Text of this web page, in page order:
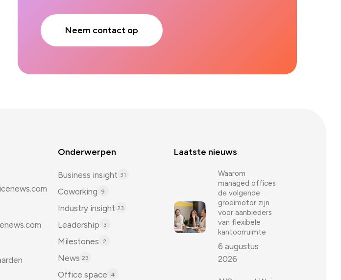
Neem contact op
Onderwerpen
Business insight 31
Coworking 9
Industry insight 23
Leadership 3
Milestones 2
News 23
Office space 4
Laatste nieuws
Waarom
managed offices
de volgende
groeimotor zijn
voor aanbieders
van flexibele
kantoorruimte
6 augustus
2026